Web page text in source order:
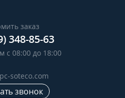
заказ
348-85-63
с 08:00 до 18:00
soteco.com
звонок